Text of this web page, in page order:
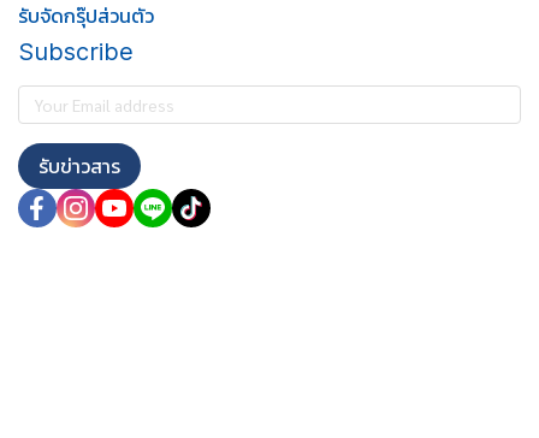
รับจัดกรุ๊ปส่วนตัว
Subscribe
รับข่าวสาร